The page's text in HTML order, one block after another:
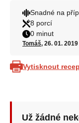
Snadné na
8 porcí
0 minut
Tomáš, 26. 01. 2019
Vytisknout
Už žádné